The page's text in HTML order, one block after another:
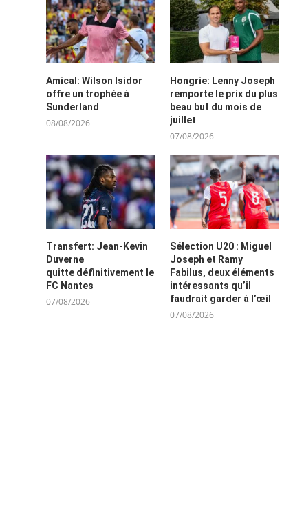
Amical: Wilson Isidor
offre un trophée à
Sunderland
08/08/2026
Hongrie: Lenny Joseph
remporte le prix du plus
beau but du mois de
juillet
07/08/2026
Transfert: Jean-Kevin
Duverne
quitte définitivement le
FC Nantes
07/08/2026
Sélection U20 : Miguel
Joseph et Ramy
Fabilus, deux éléments
intéressants qu’il
faudrait garder à l’œil
07/08/2026